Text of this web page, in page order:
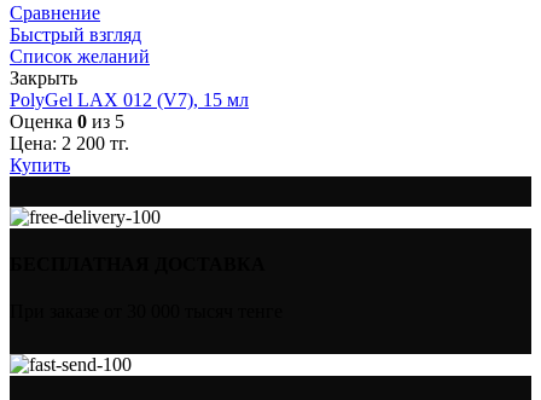
Сравнение
Быстрый взгляд
Список желаний
Закрыть
PolyGel LAX 012 (V7), 15 мл
Оценка 0 из 5
Цена: 2 200 тг.
Купить